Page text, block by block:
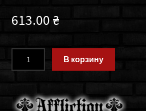
613.00 ₴
A9934
В корзину